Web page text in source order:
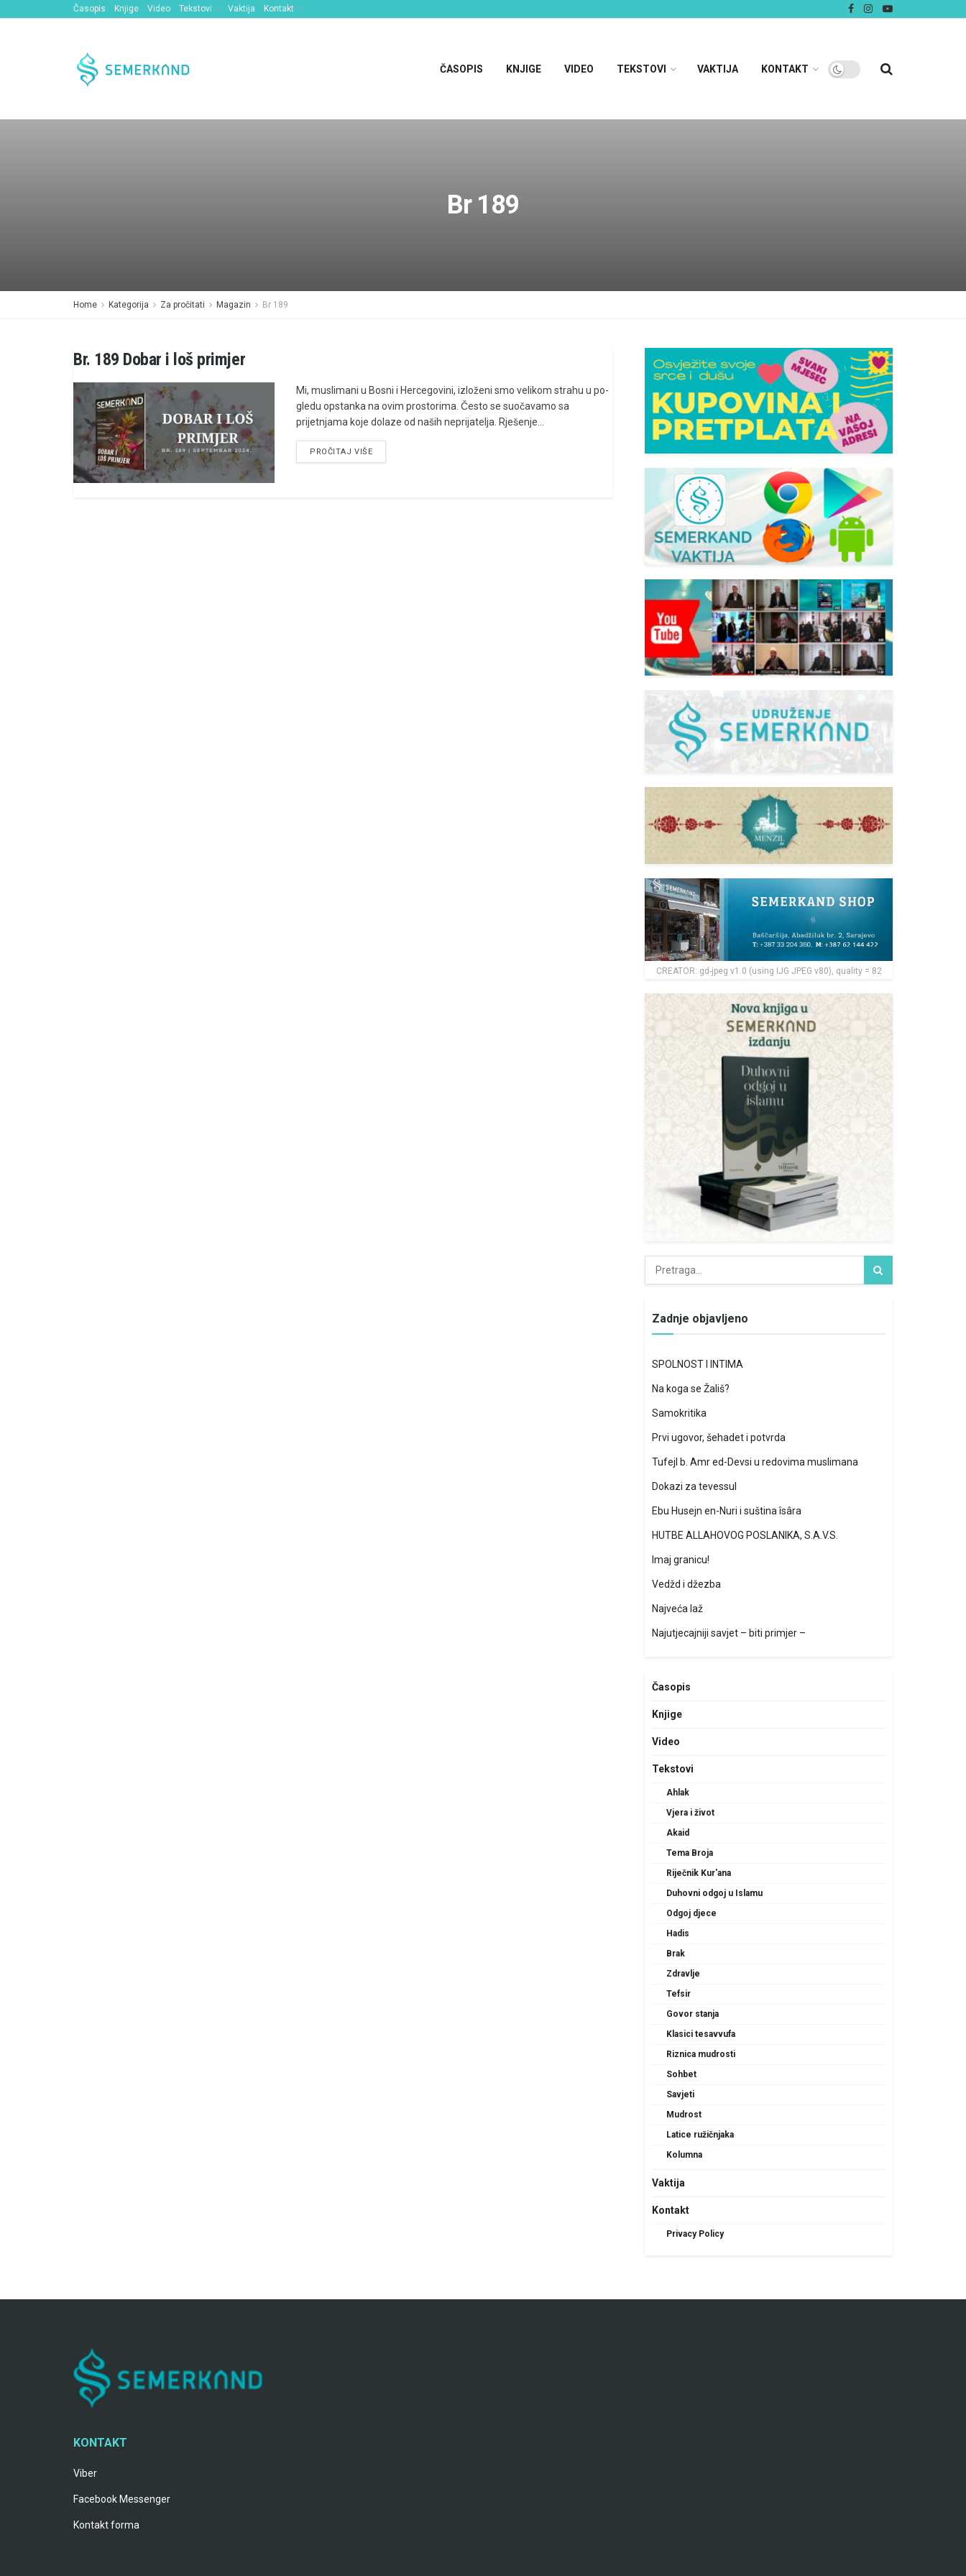
Časopis Knjige Video Tekstovi Vaktija Kontakt
ČASOPIS KNJIGE VIDEO TEKSTOVI VAKTIJA KONTAKT
Br 189
Home Kategorija Za pročitati Magazin Br 189
Br. 189 Dobar i loš primjer
Mi, muslimani u Bosni i Hercegovini, izloženi smo velikom strahu u po-
gledu opstanka na ovim prostorima. Često se suočavamo sa
prijetnjama koje dolaze od naših neprijatelja. Rješenje...
PROČITAJ VIŠE
CREATOR: gd-jpeg v1.0 (using IJG JPEG v80), quality = 82
Zadnje objavljeno
SPOLNOST I INTIMA
Na koga se Žališ?
Samokritika
Prvi ugovor, šehadet i potvrda
Tufejl b. Amr ed-Devsi u redovima muslimana
Dokazi za tevessul
Ebu Husejn en-Nuri i suština îsâra
HUTBE ALLAHOVOG POSLANIKA, S.A.V.S.
Imaj granicu!
Vedžd i džezba
Najveća laž
Najutjecajniji savjet – biti primjer –
Časopis
Knjige
Video
Tekstovi
Ahlak
Vjera i život
Akaid
Tema Broja
Riječnik Kur'ana
Duhovni odgoj u Islamu
Odgoj djece
Hadis
Brak
Zdravlje
Tefsir
Govor stanja
Klasici tesavvufa
Riznica mudrosti
Sohbet
Savjeti
Mudrost
Latice ružičnjaka
Kolumna
Vaktija
Kontakt
Privacy Policy
KONTAKT
Viber
Facebook Messenger
Kontakt forma